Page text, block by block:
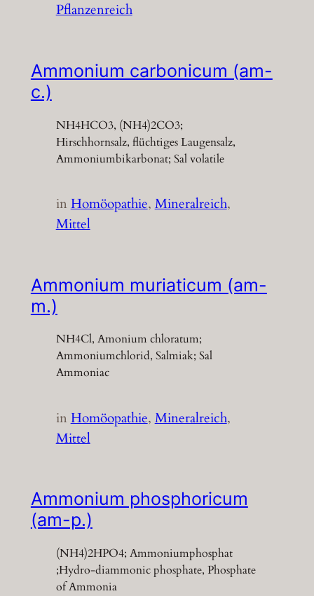
Pflanzenreich
Ammonium carbonicum (am-
c.)
NH4HCO3, (NH4)2CO3;
Hirschhornsalz, flüchtiges Laugensalz,
Ammoniumbikarbonat; Sal volatile
inHomöopathie, Mineralreich
Mittel
Ammonium muriaticum (am-
m.)
NH4Cl, Amonium chloratum;
Ammoniumchlorid, Salmiak; Sal
Ammoniac
inHomöopathie, Mineralreich
Mittel
Ammonium phosphoricum
(am-p.)
(NH4)2HPO4; Ammoniumphosphat
;Hydro-diammonic phosphate, Phosphate
of Ammonia